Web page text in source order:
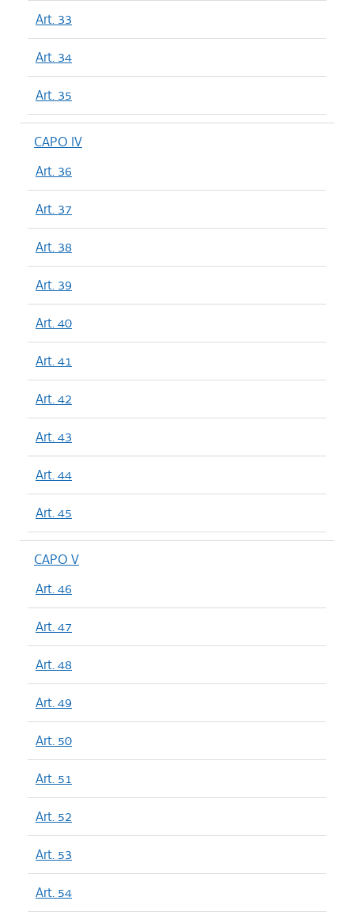
Art. 33
Art. 34
Art. 35
CAPO IV
Art. 36
Art. 37
Art. 38
Art. 39
Art. 40
Art. 41
Art. 42
Art. 43
Art. 44
Art. 45
CAPO V
Art. 46
Art. 47
Art. 48
Art. 49
Art. 50
Art. 51
Art. 52
Art. 53
Art. 54